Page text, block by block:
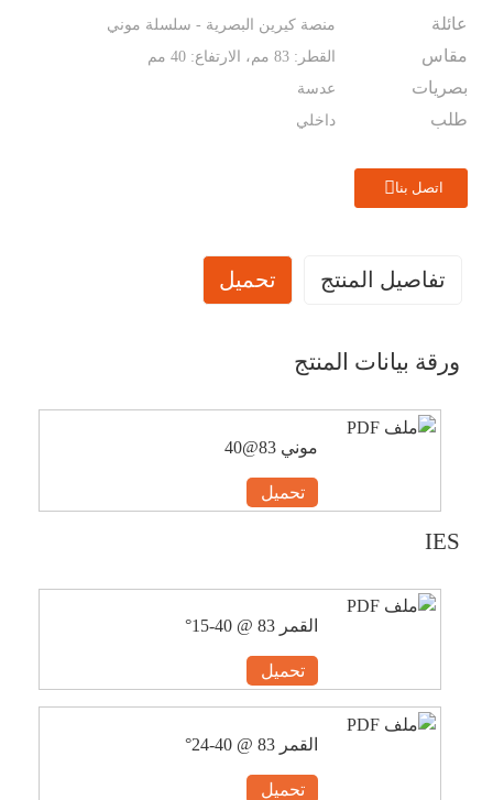
عائلة منصة كيرين البصرية - سلسلة موني
مقاس القطر: 83 مم، الارتفاع: 40 مم
بصريات عدسة
طلب داخلي
اتصل بنا
تفاصيل المنتج تحميل
ورقة بيانات المنتج
موني 83@40
تحميل
IES
القمر 83 @ 40-15°
تحميل
القمر 83 @ 40-24°
تحميل